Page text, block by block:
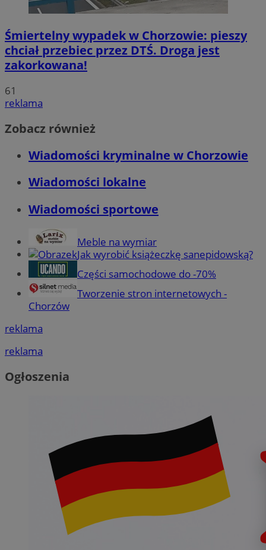
Śmiertelny wypadek w Chorzowie: pieszy
chciał przebiec przez DTŚ. Droga jest
zakorkowana!
61
reklama
Zobacz również
Wiadomości kryminalne w Chorzowie
Wiadomości lokalne
Wiadomości sportowe
Meble na wymiar
Jak wyrobić książeczkę sanepidowską?
Części samochodowe do -70%
Tworzenie stron internetowych -
Chorzów
reklama
reklama
Ogłoszenia